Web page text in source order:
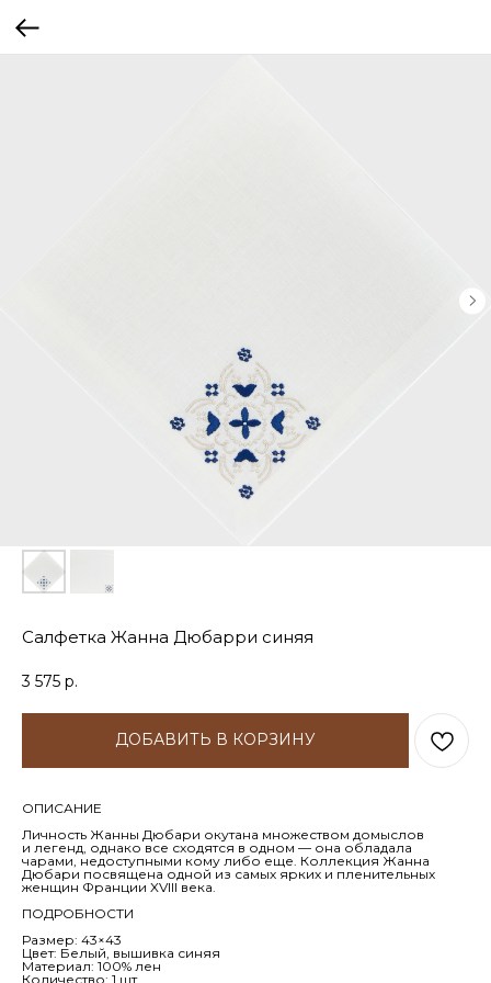
Салфетка Жанна Дюбарри синяя
3 575 р.
ДОБАВИТЬ В КОРЗИНУ
ОПИСАНИЕ
Личность Жанны Дюбари окутана множеством домыслов
и легенд, однако все сходятся в одном — она обладала
чарами, недоступными кому либо еще. Коллекция Жанна
Дюбари посвящена одной из самых ярких и пленительных
женщин Франции XVIII века.
ПОДРОБНОСТИ
Размер: 43×43
Цвет: Белый, вышивка синяя
Материал: 100% лен
Количество: 1 шт